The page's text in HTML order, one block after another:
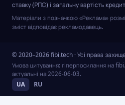
ставку (РПС) і загальну вартість
Матеріали з позначкою «Реклама»
зміст відповідає рекламодавець.
© 2020–2026 fibi.tech · Усі права
Умова цитування: гіперпосилання на
актуальні на 2026-06-03.
UA RU